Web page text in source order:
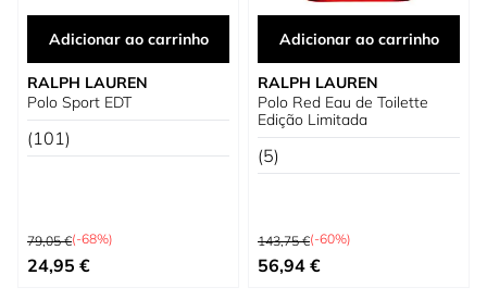
Adicionar ao carrinho
RALPH LAUREN
Polo Sport EDT
(101)
Preço Normal
79,05 €(-68%)
Preço Especial
24,95 €
Adicionar ao carrinho
RALPH LAUREN
Polo Red Eau de Toilette
Edição Limitada
(5)
Preço Normal
143,75 €(-60%)
Preço Especial
56,94 €